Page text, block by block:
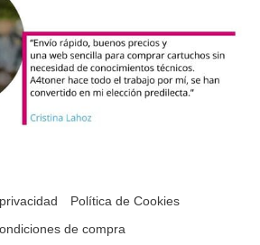
Política de Cookies
de compra